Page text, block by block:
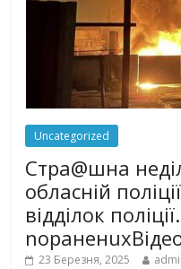
Uncategorized
Стра@шна
обласній
відділок
23 Березня, 2025